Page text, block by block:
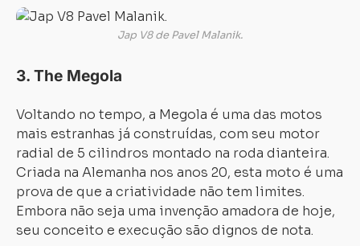
Jap V8 de Pavel Malanik.
3. The Megola
Voltando no tempo, a Megola é uma das motos
mais estranhas já construídas, com seu motor
radial de 5 cilindros montado na roda dianteira.
Criada na Alemanha nos anos 20, esta moto é uma
prova de que a criatividade não tem limites.
Embora não seja uma invenção amadora de hoje,
seu conceito e execução são dignos de nota.